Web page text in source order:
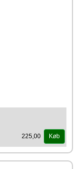
225,00 Køb